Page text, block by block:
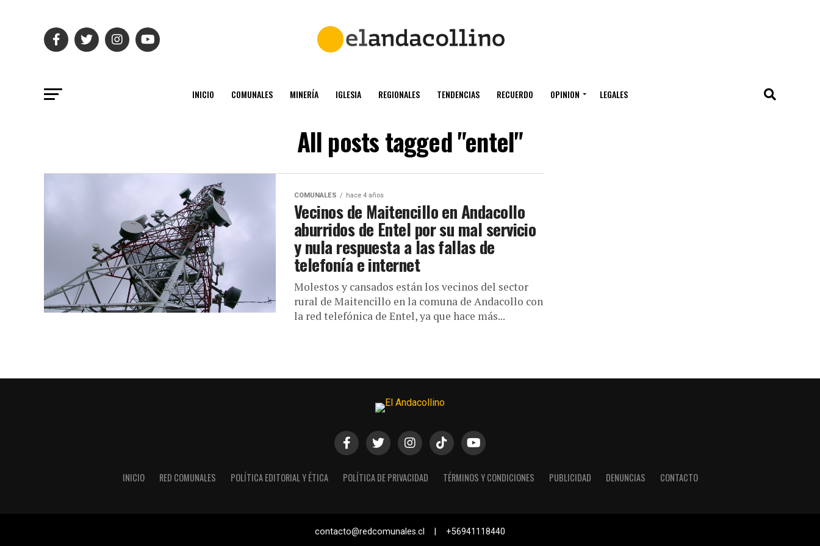
INICIO COMUNALES MINERÍA IGLESIA REGIONALES TENDENCIAS RECUERDO OPINION LEGALES
All posts tagged "entel"
COMUNALES hace 4 años
Vecinos de Maitencillo en Andacollo
aburridos de Entel por su mal servicio
y nula respuesta a las fallas de
telefonía e internet
Molestos y cansados están los vecinos del sector
rural de Maitencillo en la comuna de Andacollo con
la red telefónica de Entel, ya que hace más...
INICIO RED COMUNALES POLÍTICA EDITORIAL Y ÉTICA POLÍTICA DE PRIVACIDAD TÉRMINOS Y CONDICIONES PUBLICIDAD DENUNCIAS CONTACTO
contacto@redcomunales.cl | +56941118440